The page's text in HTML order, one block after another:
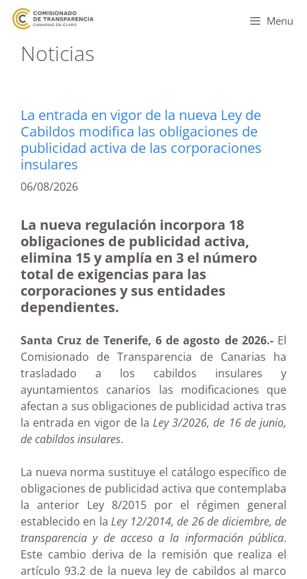
Menu
Noticias
La entrada en vigor de la nueva Ley de
Cabildos modifica las obligaciones de
publicidad activa de las corporaciones
insulares
06/08/2026
La nueva regulación incorpora 18
obligaciones de publicidad activa,
elimina 15 y amplía en 3 el número
total de exigencias para las
corporaciones y sus entidades
dependientes.
Santa Cruz de Tenerife, 6 de agosto de 2026.-El
Comisionado de Transparencia de Canarias ha
trasladado a los cabildos insulares y
ayuntamientos canarios las modificaciones que
afectan a sus obligaciones de publicidad activa tras
la entrada en vigor de laLey 3/2026, de 16 de junio,
de cabildos insulares.
La nueva norma sustituye el catálogo específico de
obligaciones de publicidad activa que contemplaba
la anterior Ley 8/2015 por el régimen general
establecido en laLey 12/2014, de 26 de diciembre, de
transparencia y de acceso a la información pública.
Este cambio deriva de la remisión que realiza el
artículo 93.2 de la nueva ley de cabildos al marco